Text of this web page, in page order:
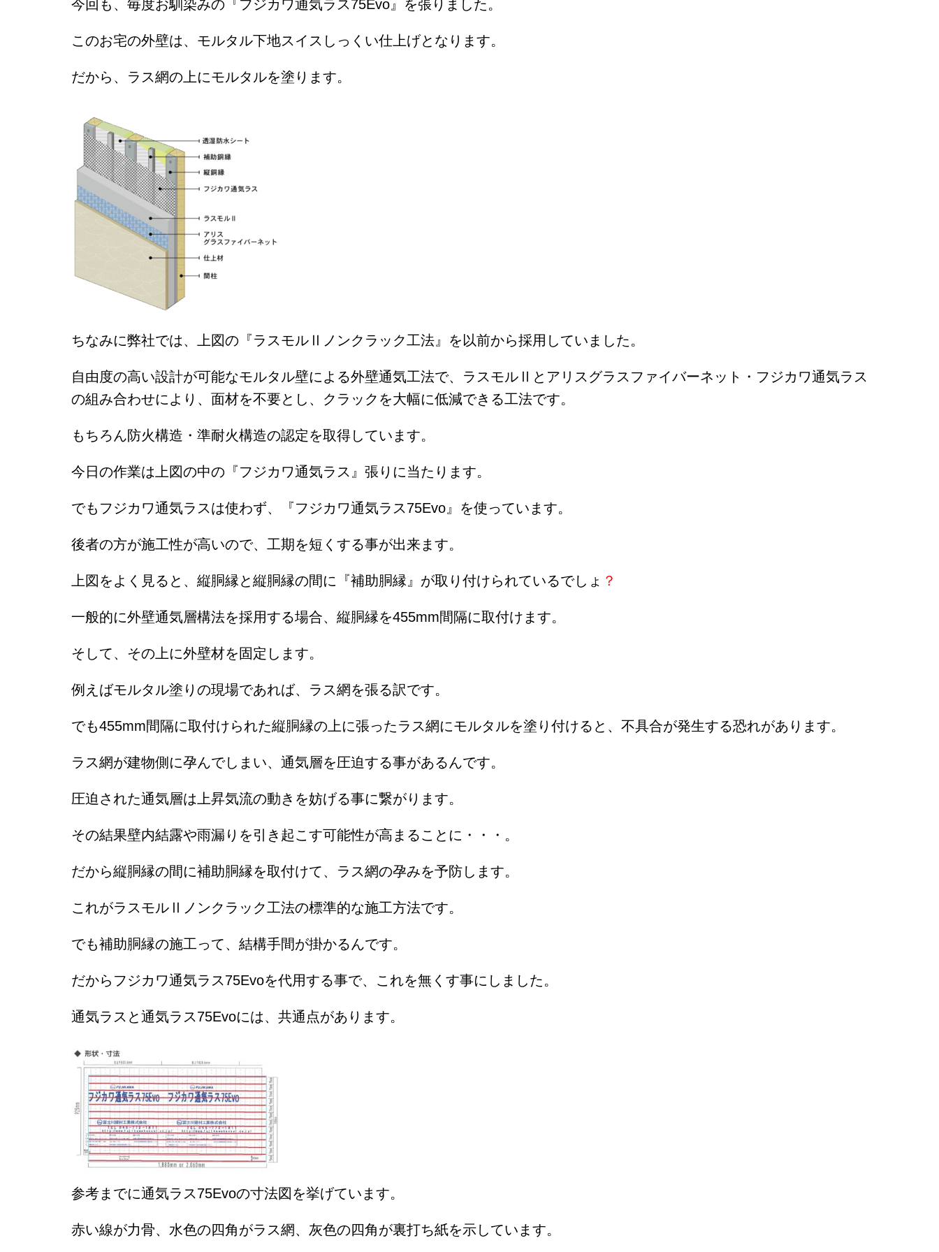
今回も、毎度お馴染みの『フジカワ通気ラス75Evo』を張りました。
このお宅の外壁は、モルタル下地スイスしっくい仕上げとなります。
だから、ラス網の上にモルタルを塗ります。
ちなみに弊社では、上図の『ラスモルⅡノンクラック工法』を以前から採用していました。
自由度の高い設計が可能なモルタル壁による外壁通気工法で、ラスモルⅡとアリスグラスファイバーネット・フジカワ通気ラス
の組み合わせにより、面材を不要とし、クラックを大幅に低減できる工法です。
もちろん防火構造・準耐火構造の認定を取得しています。
今日の作業は上図の中の『フジカワ通気ラス』張りに当たります。
でもフジカワ通気ラスは使わず、 『フジカワ通気ラス75Evo』を使っています。
後者の方が施工性が高いので、工期を短くする事が出来ます。
上図をよく見ると、縦胴縁と縦胴縁の間に『補助胴縁』が取り付けられているでしょ ？
一般的に外壁通気層構法を採用する場合、縦胴縁を455mm間隔に取付けます。
そして、その上に外壁材を固定します。
例えばモルタル塗りの現場であれば、ラス網を張る訳です。
でも455mm間隔に取付けられた縦胴縁の上に張ったラス網にモルタルを塗り付けると、不具合が発生する恐れがあります。
ラス網が建物側に孕んでしまい、通気層を圧迫する事があるんです。
圧迫された通気層は上昇気流の動きを妨げる事に繋がります。
その結果壁内結露や雨漏りを引き起こす可能性が高まることに・・・。
だから縦胴縁の間に補助胴縁を取付けて、ラス網の孕みを予防します。
これがラスモルⅡノンクラック工法の標準的な施工方法です。
でも補助胴縁の施工って、結構手間が掛かるんです。
だからフジカワ通気ラス75Evoを代用する事で、これを無くす事にしました。
通気ラスと通気ラス75Evoには、共通点があります。
参考までに通気ラス75Evoの寸法図を挙げています。
赤い線が力骨、水色の四角がラス網、灰色の四角が裏打ち紙を示しています。